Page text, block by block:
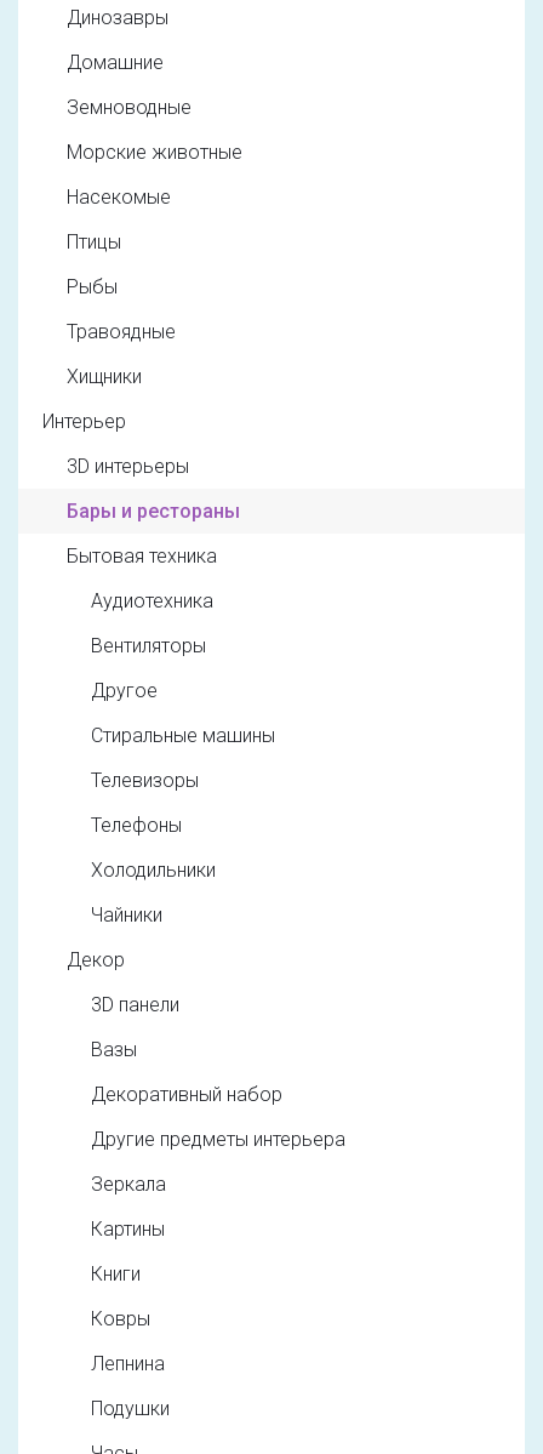
Динозавры
Домашние
Земноводные
Морские животные
Насекомые
Птицы
Рыбы
Травоядные
Хищники
Интерьер
3D интерьеры
Бары и рестораны
Бытовая техника
Аудиотехника
Вентиляторы
Другое
Стиральные машины
Телевизоры
Телефоны
Холодильники
Чайники
Декор
3D панели
Вазы
Декоративный набор
Другие предметы интерьера
Зеркала
Картины
Книги
Ковры
Лепнина
Подушки